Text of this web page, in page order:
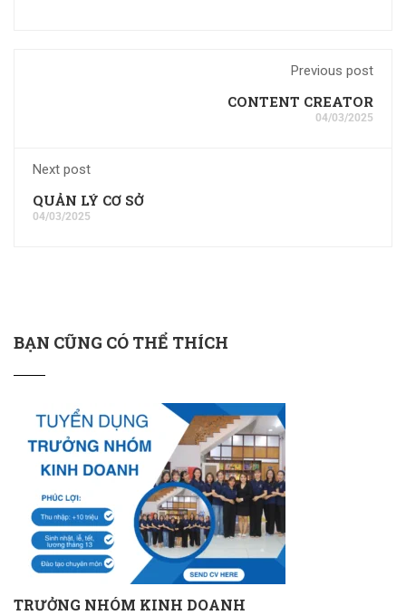
Previous post
CONTENT CREATOR
04/03/2025
Next post
QUẢN LÝ CƠ SỞ
04/03/2025
BẠN CŨNG CÓ THỂ THÍCH
TRƯỞNG NHÓM KINH DOANH